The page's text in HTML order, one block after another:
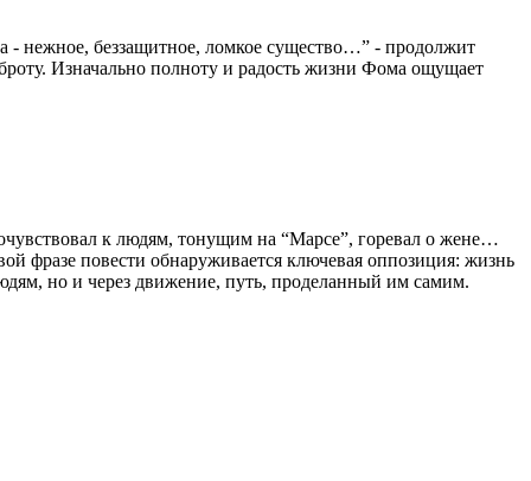
нежное, беззащитное, ломкое существо…” - продолжит
Изначально полноту и радость жизни Фома ощущает
к людям, тонущим на “Марсе”, горевал о жене…
фразе повести обнаруживается ключевая оппозиция: жизнь
но и через движение, путь, проделанный им самим.